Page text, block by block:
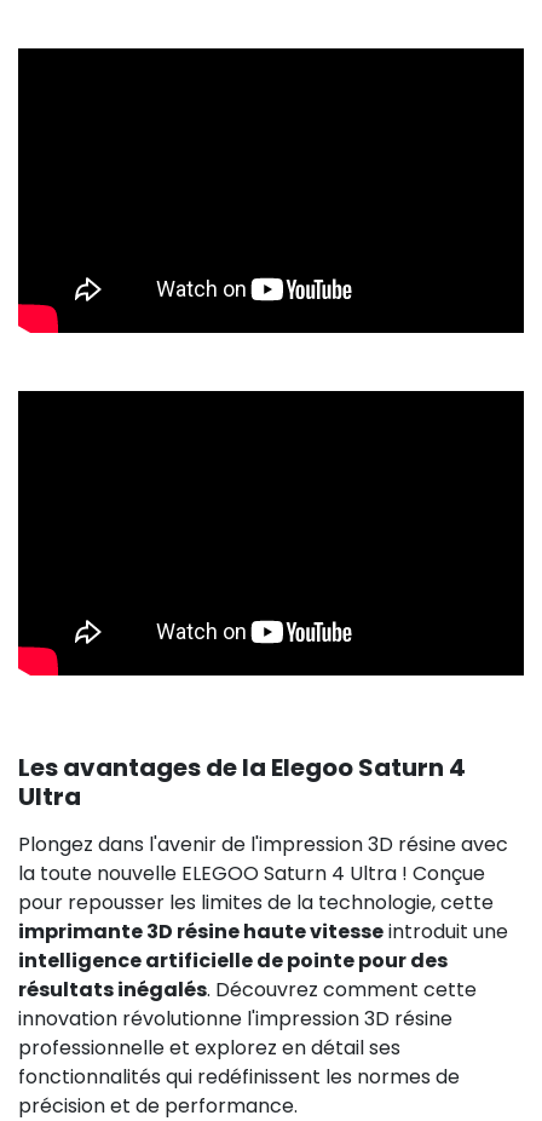
Les avantages de la Elegoo Saturn 4
Ultra
Plongez dans l'avenir de l'impression 3D résine avec
la toute nouvelle ELEGOO Saturn 4 Ultra ! Conçue
pour repousser les limites de la technologie, cette
imprimante 3D résine haute vitesseintroduit une
intelligence artificielle de pointe pour des
résultats inégalés. Découvrez comment cette
innovation révolutionne l'impression 3D résine
professionnelle et explorez en détail ses
fonctionnalités qui redéfinissent les normes de
précision et de performance.